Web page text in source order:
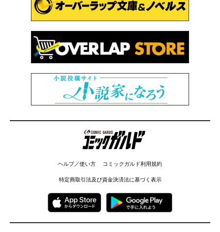
コミックガルド
ヘルプ／使い方 コミックガルド利用規約
特定商取引法及び資金決済法に基づく表示